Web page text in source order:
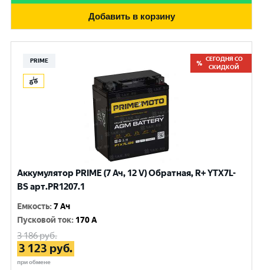
Добавить в корзину
PRIME
СЕГОДНЯ СО
СКИДКОЙ
Аккумулятор PRIME (7 Ач, 12 V) Обратная, R+ YTX7L-
BS арт.PR1207.1
Емкость:7 Ач
Пусковой ток: 170 A
3 186руб.
3 123 руб.
при обмене